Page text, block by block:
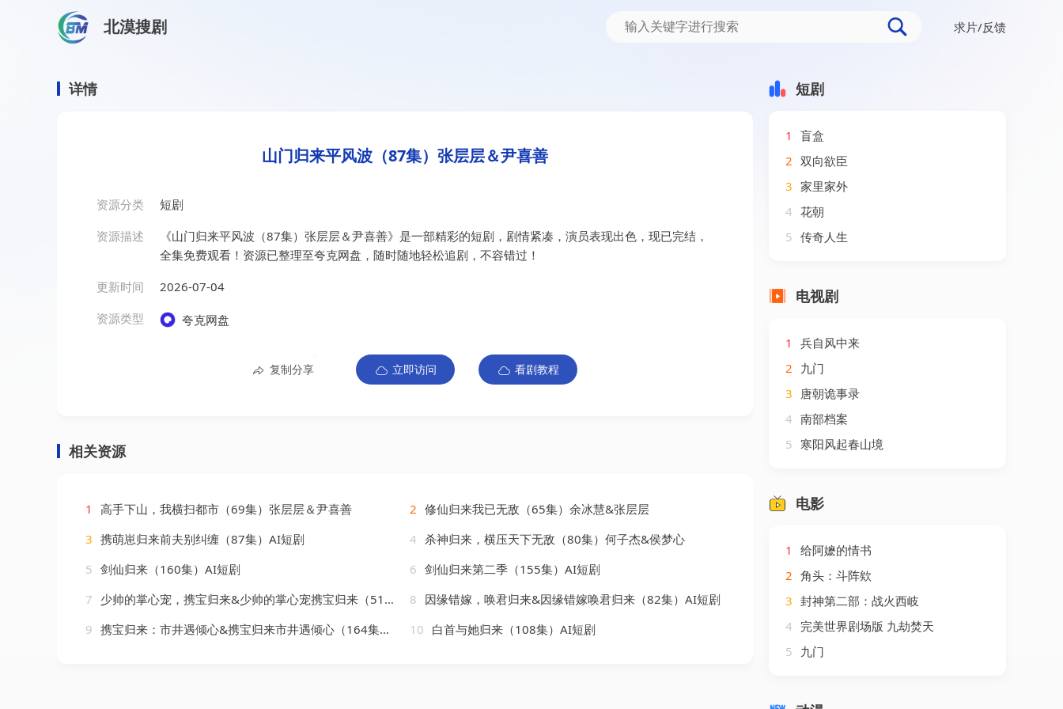
北漠搜剧 求片/反馈
详情
山门归来平风波（87集）张层层＆尹喜善
资源分类
短剧
资源描述
《山门归来平风波（87集）张层层＆尹喜善》是一部精彩的短剧，剧情紧凑，演员表现出色，现已完结，
全集免费观看！资源已整理至夸克网盘，随时随地轻松追剧，不容错过！
更新时间
2026-07-04
资源类型
夸克网盘
复制分享 立即访问 看剧教程
相关资源
1 高手下山，我横扫都市（69集）张层层＆尹喜善 2 修仙归来我已无敌（65集）余冰慧&张层层
3 携萌崽归来前夫别纠缠（87集）AI短剧 4 杀神归来，横压天下无敌（80集）何子杰&侯梦心
5 剑仙归来（160集）AI短剧 6 剑仙归来第二季（155集）AI短剧
7 少帅的掌心宠，携宝归来&少帅的掌心宠携宝归来（51集）AI短剧 8 因缘错嫁，唤君归来&因缘错嫁唤君归来（82集）AI短剧
9 携宝归来：市井遇倾心&携宝归来市井遇倾心（164集）AI短剧 10 白首与她归来（108集）AI短剧
短剧
1
盲盒
2 双向欲臣
3 家里家外
4 花朝
5 传奇人生
电视剧
1
兵自风中来
2 九门
3 唐朝诡事录
4 南部档案
5 寒阳风起春山境
电影
1
给阿嬷的情书
2 角头：斗阵欸
3 封神第二部：战火西岐
4 完美世界剧场版 九劫焚天
5 九门